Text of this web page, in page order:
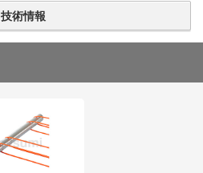
技術情報